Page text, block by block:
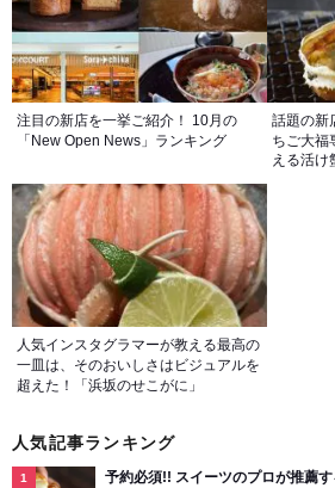
注目の新店を一挙ご紹介！ 10月の
「New Open News」ランキング
話題の新
ちご大福
える活け
人気インスタグラマーが教える最高の
一皿は、そのおいしさはビジュアルを
超えた！「浜坂のせこがに」
人気記事ランキング
予約必須!! スイーツのプロが推薦